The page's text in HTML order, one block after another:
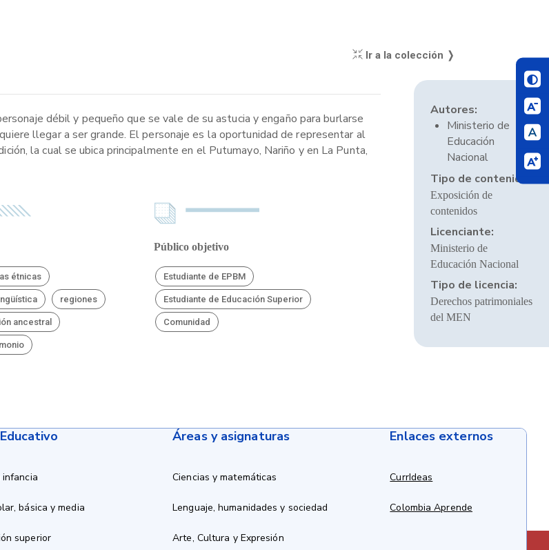
Ir a la colección ❭
débil y pequeño que se vale de su astucia y engaño para burlarse
llegar a ser grande. El personaje es la oportunidad de representar al
la cual se ubica principalmente en el Putumayo, Nariño y en La Punta,
étnicas
regiones
ancestral
Público objetivo
Estudiante de EPBM
Estudiante de Educación Superior
Comunidad
Autores:
Ministerio de
Educación
Nacional
Tipo de contenido:
Exposición de
contenidos
Licenciante:
Ministerio de
Educación Nacional
Tipo de licencia:
Derechos patrimoniales
del MEN
infancia
básica y media
superior
Áreas y asignaturas
Ciencias y matemáticas
Lenguaje, humanidades y sociedad
Arte, Cultura y Expresión
Enlaces externos
CurrIdeas
Colombia Aprende